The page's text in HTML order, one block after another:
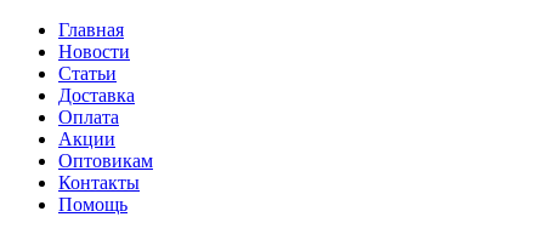
Главная
Новости
Статьи
Доставка
Оплата
Акции
Оптовикам
Контакты
Помощь